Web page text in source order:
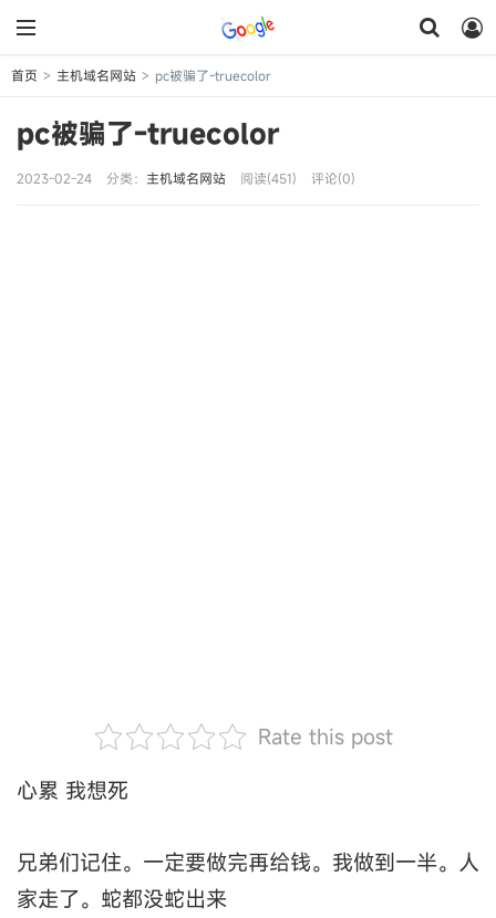
首页 > 主机域名网站 > pc被骗了-truecolor
pc被骗了-truecolor
2023-02-24 分类： 主机域名网站 阅读(451) 评论(0)
Rate this post
心累 我想死
兄弟们记住。一定要做完再给钱。我做到一半。人
家走了。蛇都没蛇出来